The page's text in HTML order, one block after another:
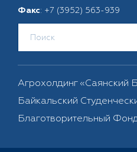
Факс: +7 (3952) 563-939
Агрохолдинг «Саянский
Байкальский
Благотворительный